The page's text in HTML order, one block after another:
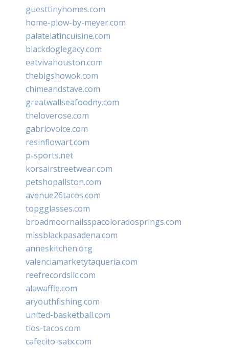
guesttinyhomes.com
home-plow-by-meyer.com
palatelatincuisine.com
blackdoglegacy.com
eatvivahouston.com
thebigshowok.com
chimeandstave.com
greatwallseafoodny.com
theloverose.com
gabriovoice.com
resinflowart.com
p-sports.net
korsairstreetwear.com
petshopallston.com
avenue26tacos.com
topgglasses.com
broadmoornailsspacoloradosprings.com
missblackpasadena.com
anneskitchen.org
valenciamarketytaqueria.com
reefrecordsllc.com
alawaffle.com
aryouthfishing.com
united-basketball.com
tios-tacos.com
cafecito-satx.com